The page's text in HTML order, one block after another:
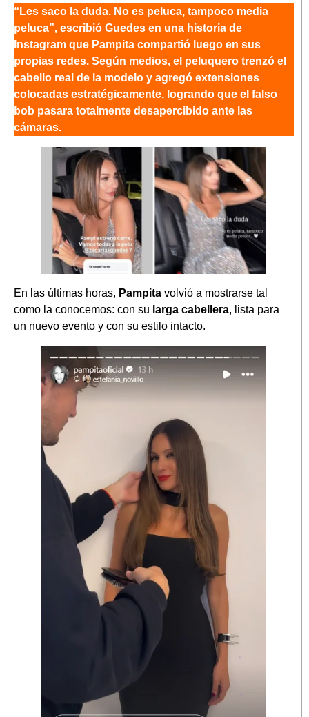
“Les saco la duda. No es peluca, tampoco media
peluca”, escribió Guedes en una historia de
Instagram que Pampita compartió luego en sus
propias redes. Según medios, el peluquero trenzó el
cabello real de la modelo y agregó extensiones
colocadas estratégicamente, logrando que el falso
bob pasara totalmente desapercibido ante las
cámaras.
En las últimas horas, Pampita volvió a mostrarse tal
como la conocemos: con su larga cabellera, lista para
un nuevo evento y con su estilo intacto.